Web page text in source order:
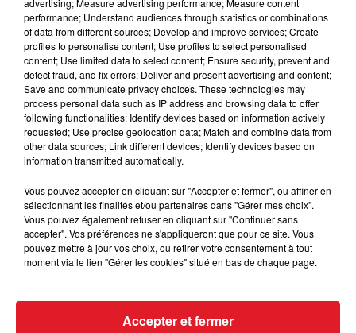
Cette mesure entre en vigueur le 14 juillet, et sera
effective pour tous les trajets effectués jusqu’au 15
septembre.
Ces mesures viennent en complément de celles
prises par l'Etat et TotalEnergies, pour juguler
l'augmentation des prix des carburants.
FIL D'ACTUS
advertising; Measure advertising performance; Measure content
performance; Understand audiences through statistics or combinations
of data from different sources; Develop and improve services; Create
profiles to personalise content; Use profiles to select personalised
content; Use limited data to select content; Ensure security, prevent and
detect fraud, and fix errors; Deliver and present advertising and content;
Save and communicate privacy choices. These technologies may
process personal data such as IP address and browsing data to offer
following functionalities: Identify devices based on information actively
requested; Use precise geolocation data; Match and combine data from
other data sources; Link different devices; Identify devices based on
information transmitted automatically.
Vous pouvez accepter en cliquant sur "Accepter et fermer", ou affiner en
sélectionnant les finalités et/ou partenaires dans "Gérer mes choix".
Vous pouvez également refuser en cliquant sur "Continuer sans
accepter". Vos préférences ne s'appliqueront que pour ce site. Vous
pouvez mettre à jour vos choix, ou retirer votre consentement à tout
moment via le lien "Gérer les cookies" situé en bas de chaque page.
Accepter et fermer